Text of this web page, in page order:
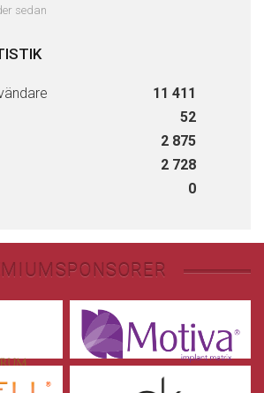
sedan
11 411
52
2 875
2 728
0